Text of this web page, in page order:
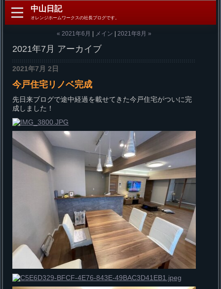
中山日記
オレンジホームワークスの社長ブログです。
« 2021年6月 メイン 2021年8月 »
2021年7月 アーカイブ
2021年7月 2日
今戸住宅リノベ完成
先日来ブログで途中経過を載せてきた今戸住宅がついに完
成しました！